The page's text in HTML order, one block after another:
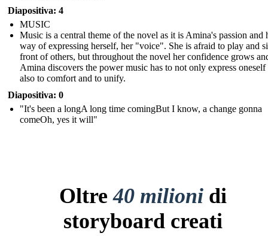
Diapositiva: 4
MUSIC
Music is a central theme of the novel as it is Amina's passion and
way of expressing herself, her "voice". She is afraid to play and
front of others, but throughout the novel her confidence grows
Amina discovers the power music has to not only express oneself
also to comfort and to unify.
Diapositiva: 0
" It's been a longA long time comingBut I know, a change gonna
comeOh, yes it will"
Oltre40 milioni di
storyboard creati